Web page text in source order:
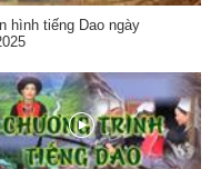
hình tiếng Dao ngày